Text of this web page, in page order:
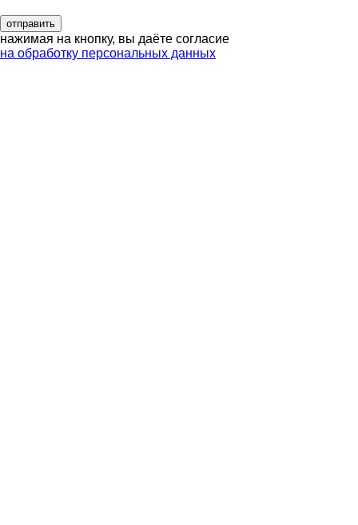
нажимая на кнопку, вы даёте согласие
на обработку персональных данных